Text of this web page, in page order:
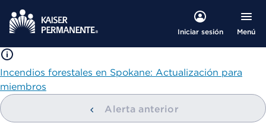
Iniciar sesión Menú
Incendios forestales en Spokane: Actualización para
miembros
Alerta anterior